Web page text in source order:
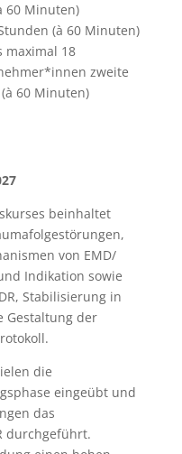
60 Minuten)
(à 60 Minuten)
maximal 18
zweite
60 Minuten)
beinhaltet
von EMD/
Indikation sowie
Stabilisierung in
Gestaltung der
die
eingeübt und
das
durchgeführt.